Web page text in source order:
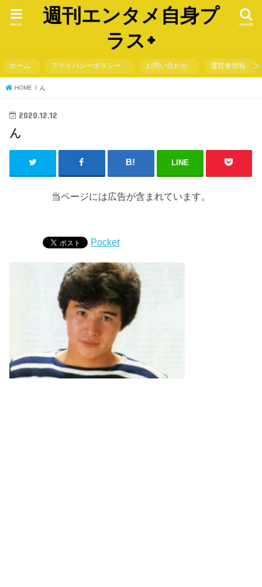
週刊エンタメ自身プ
ラス+
search
menu
ホーム プライバシーポリシー お問い合わせ 運営者情報
HOME ん
2020.12.12
ん
LINE
当ページには広告が含まれています。
Pocket